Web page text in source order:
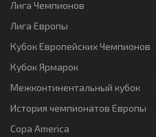
Лига Чемпионов
Лига Европы
Кубок Европейских Чемпионов
Кубок Ярмарок
Межконтинентальный кубок
История чемпионатов Европы
Copa America